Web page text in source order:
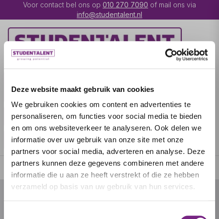
Deze website maakt gebruik van cookies
We gebruiken cookies om content en advertenties te
personaliseren, om functies voor social media te bieden
en om ons websiteverkeer te analyseren. Ook delen we
informatie over uw gebruik van onze site met onze
partners voor social media, adverteren en analyse. Deze
partners kunnen deze gegevens combineren met andere
informatie die u aan ze heeft verstrekt of die ze hebben
verzameld op basis van uw gebruik van hun services.
Voor contact bel ons op 010 270 7090 of mail ons via
info@studentalent.nl
UITZENDKRACHT
IK BEN WERKGEVER OVER STUDENTALENT
SPECIALISATIES